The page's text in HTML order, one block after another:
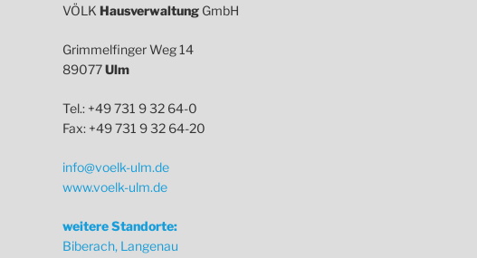
VÖLK Hausverwaltung GmbH
Grimmelfinger Weg 14
89077Ulm
Tel.: +49 731 9 32 64-0
Fax: +49 731 9 32 64-20
info@voelk-ulm.de
www.voelk-ulm.de
weitere Standorte:
Biberach, Langenau